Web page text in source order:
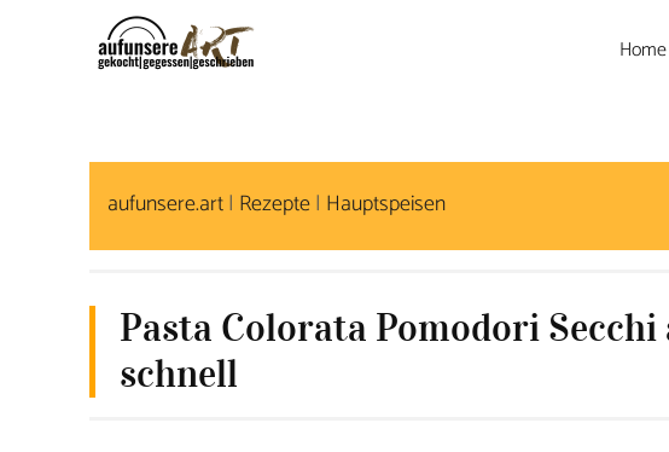
Home
aufunsere.art| Rezepte| Hauptspeisen
Pasta Colorata Pomodori
schnell